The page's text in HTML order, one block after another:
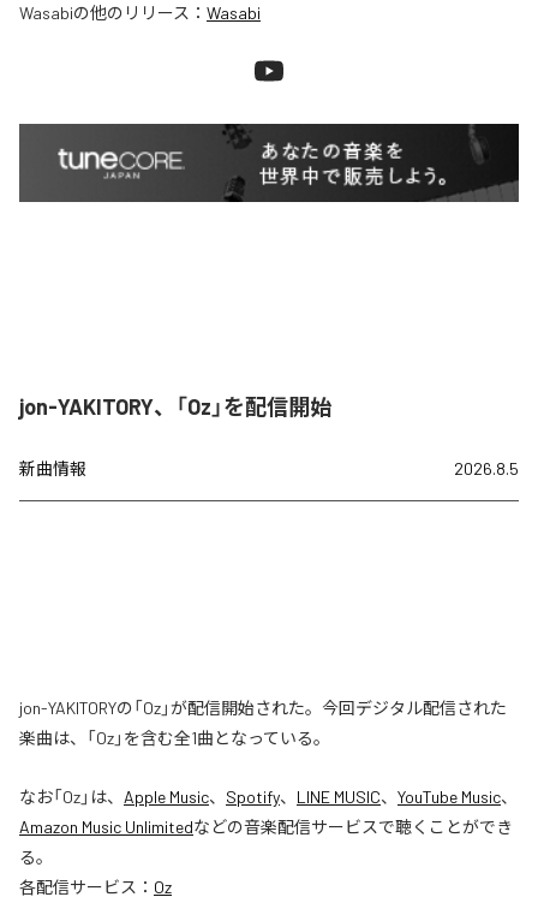
Wasabiの他のリリース： Wasabi
jon-YAKITORY、「Oz」を配信開始
新曲情報 2026.8.5
jon-YAKITORYの「Oz」が配信開始された。今回デジタル配信された
楽曲は、「Oz」を含む全1曲となっている。
なお「Oz」は、 Apple Music、 Spotify、 LINE MUSIC、 YouTube Music、
Amazon Music Unlimitedなどの音楽配信サービスで聴くことができ
る。
各配信サービス： Oz